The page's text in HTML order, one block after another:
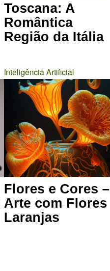
Toscana: A
Romântica
Região da Itália
Inteligência Artificial
Flores e Cores –
Arte com Flores
Laranjas